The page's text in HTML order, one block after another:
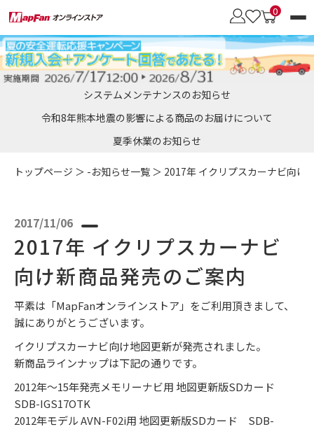
システムメンテナンスのお知らせ
令和8年熊本地震の影響による商品のお届けについて
夏季休業のお知らせ
0
カーナビブランド
商品を探す
［パイオニア］向け
［ケンウッド］向け
イクリプス
［デンソーテン］向け
オービスデータ
・通信モジュール
・UIMカード
チューニングSD
・車載用Wi-Fiルーター
SDメモリーカード
・車載用Wi-Fiルーター
・更新用UIMカード
おトク地図更新サービス
トップページ ＞ -お知らせ一覧 ＞ 2017年 イクリプスカーナビ向け
2017/11/06
2017年 イクリプスカーナビ
向け新商品発売のご案内
平素は「MapFanオンラインストア」をご利用頂きまして、
誠にありがとうございます。
イクリプスカーナビ向け地図更新が発売されました。
新商品ラインナップは下記の通りです。
2012年～15年発売メモリーナビ用 地図更新版SDカード
SDB-IGS17OTK
2012年モデル AVN-F02i用 地図更新版SDカード SDB-